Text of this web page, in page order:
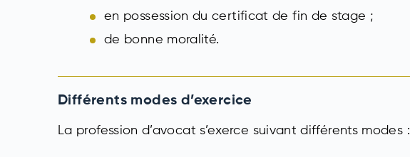
en possession du certificat de fin de stage ;
de bonne moralité.
Différents modes d’exercice
La profession d’avocat s’exerce suivant différents modes :